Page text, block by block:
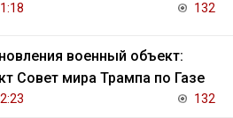
132
военный объект:
Совет мира Трампа по Газе
132